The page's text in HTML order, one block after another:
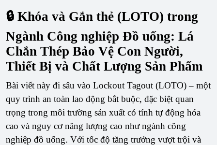
🔒 Khóa và Gắn thẻ (LOTO) trong
Ngành Công nghiệp Đồ uống: Lá
Chắn Thép Bảo Vệ Con Người,
Thiết Bị và Chất Lượng Sản Phẩm
Bài viết này đi sâu vào Lockout Tagout (LOTO) – một
quy trình an toàn lao động bắt buộc, đặc biệt quan
trọng trong môi trường sản xuất có tính tự động hóa
cao và nguy cơ năng lượng cao như ngành công
nghiệp đồ uống. Với tốc độ tăng trưởng vượt trội và